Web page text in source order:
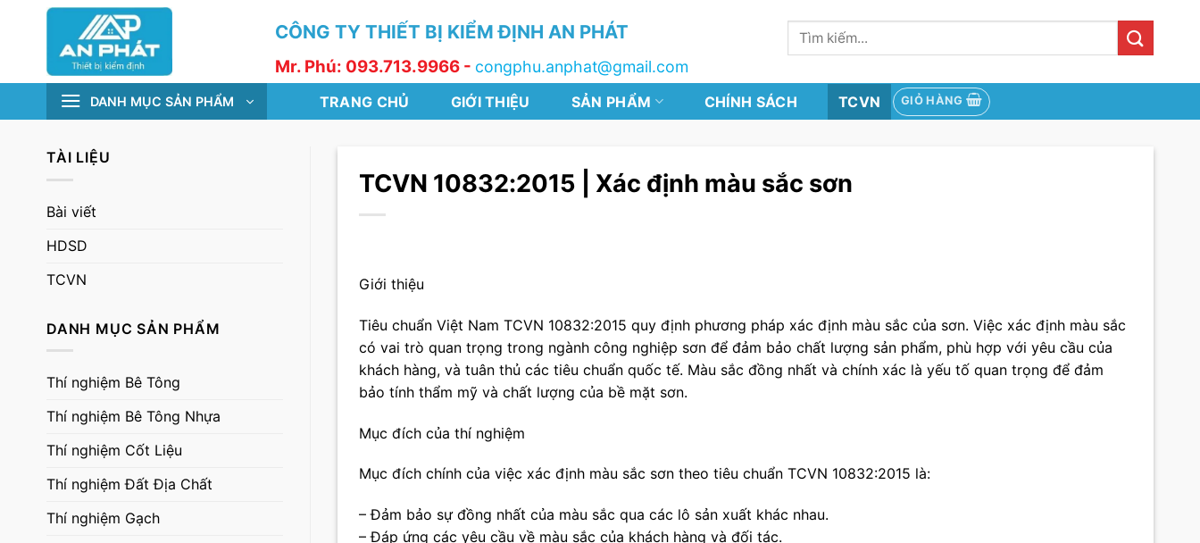
CÔNG TY THIẾT BỊ KIỂM ĐỊNH AN PHÁT
Mr. Phú: 093.713.9966 - congphu.anphat@gmail.com
Tìm
kiếm:
DANH MỤC SẢN PHẨM TRANG CHỦ GIỚI THIỆU SẢN PHẨM CHÍNH SÁCH TCVN GIỎ HÀNG
TÀI LIỆU
Bài viết
HDSD
TCVN
DANH MỤC SẢN PHẨM
Thí nghiệm Bê Tông
Thí nghiệm Bê Tông Nhựa
Thí nghiệm Cốt Liệu
Thí nghiệm Đất Địa Chất
Thí nghiệm Gạch
TCVN 10832:2015 | Xác định màu sắc sơn
Giới thiệu
Tiêu chuẩn Việt Nam TCVN 10832:2015 quy định phương pháp xác định màu sắc của sơn. Việc xác định màu sắc
có vai trò quan trọng trong ngành công nghiệp sơn để đảm bảo chất lượng sản phẩm, phù hợp với yêu cầu của
khách hàng, và tuân thủ các tiêu chuẩn quốc tế. Màu sắc đồng nhất và chính xác là yếu tố quan trọng để đảm
bảo tính thẩm mỹ và chất lượng của bề mặt sơn.
Mục đích của thí nghiệm
Mục đích chính của việc xác định màu sắc sơn theo tiêu chuẩn TCVN 10832:2015 là:
– Đảm bảo sự đồng nhất của màu sắc qua các lô sản xuất khác nhau.
– Đáp ứng các yêu cầu về màu sắc của khách hàng và đối tác.